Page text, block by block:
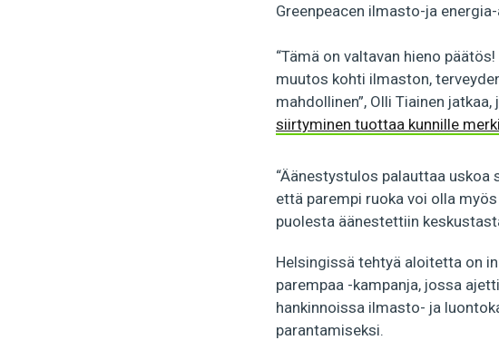
Greenpeacen ilmasto-ja
“Tämä on valtavan hieno
muutos kohti ilmaston,
mahdollinen”, Olli Tiainen
siirtyminen tuottaa kunnille
“Äänestystulos palauttaa
että parempi ruoka voi olla
puolesta äänestettiin
Helsingissä tehtyä aloitetta on
parempaa -kampanja, jossa
hankinnoissa ilmasto- ja
parantamiseksi.